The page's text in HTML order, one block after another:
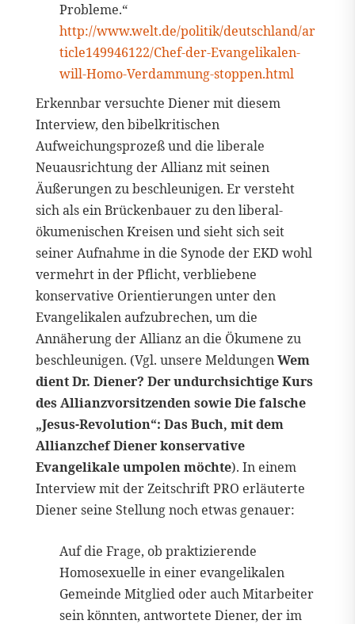
Probleme.“
http://www.welt.de/politik/deutschland/ar
ticle149946122/Chef-der-Evangelikalen-
will-Homo-Verdammung-stoppen.html
Erkennbar versuchte Diener mit diesem
Interview, den bibelkritischen
Aufweichungsprozeß und die liberale
Neuausrichtung der Allianz mit seinen
Äußerungen zu beschleunigen. Er versteht
sich als ein Brückenbauer zu den liberal-
ökumenischen Kreisen und sieht sich seit
seiner Aufnahme in die Synode der EKD wohl
vermehrt in der Pflicht, verbliebene
konservative Orientierungen unter den
Evangelikalen aufzubrechen, um die
Annäherung der Allianz an die Ökumene zu
beschleunigen. (Vgl. unsere MeldungenWem
dient Dr. Diener? Der undurchsichtige Kurs
des Allianzvorsitzenden sowie Die falsche
„Jesus-Revolution“: Das Buch, mit dem
Allianzchef Diener konservative
Evangelikale umpolen möchte). In einem
Interview mit der Zeitschrift PRO erläuterte
Diener seine Stellung noch etwas genauer:
Auf die Frage, ob praktizierende
Homosexuelle in einer evangelikalen
Gemeinde Mitglied oder auch Mitarbeiter
sein könnten, antwortete Diener, der im